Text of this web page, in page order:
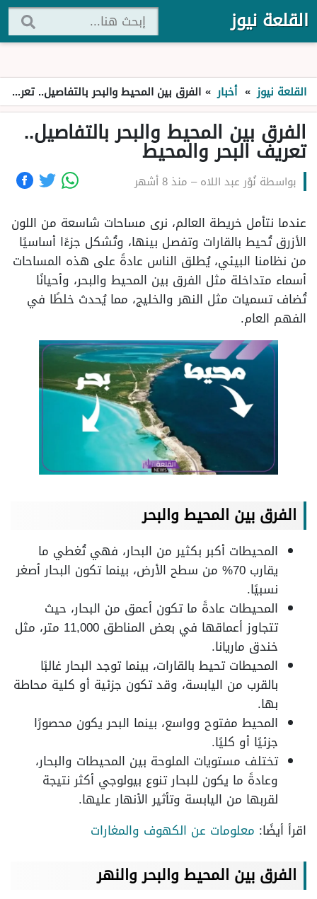
القلعة نيوز
القلعة نيوز » أخبار » الفرق بين المحيط والبحر بالتفاصيل.. تعريف البحر والمحيط
الفرق بين المحيط والبحر بالتفاصيل..
تعريف البحر والمحيط
بواسطة نُوْر عبد اللاه– منذ 8 أشهر
عندما نتأمل خريطة العالم، نرى مساحات شاسعة من اللون
الأزرق تُحيط بالقارات وتفصل بينها، وتُشكل جزءًا أساسيًا
من نظامنا البيئي، يُطلق الناس عادةً على هذه المساحات
أسماء متداخلة مثل الفرق بين المحيط والبحر، وأحيانًا
تُضاف تسميات مثل النهر والخليج، مما يُحدث خلطًا في
الفهم العام.
الفرق بين المحيط والبحر
المحيطات أكبر بكثير من البحار، فهي تُغطي ما
يقارب 70% من سطح الأرض، بينما تكون البحار أصغر
نسبيًا.
المحيطات عادةً ما تكون أعمق من البحار، حيث
تتجاوز أعماقها في بعض المناطق 11,000 متر، مثل
خندق ماريانا.
المحيطات تحيط بالقارات، بينما توجد البحار غالبًا
بالقرب من اليابسة، وقد تكون جزئية أو كلية محاطة
بها.
المحيط مفتوح وواسع، بينما البحر يكون محصورًا
جزئيًا أو كليًا.
تختلف مستويات الملوحة بين المحيطات والبحار،
وعادةً ما يكون للبحار تنوع بيولوجي أكثر نتيجة
لقربها من اليابسة وتأثير الأنهار عليها.
اقرأ أيضًا: معلومات عن الكهوف والمغارات
الفرق بين المحيط والبحروالنهر